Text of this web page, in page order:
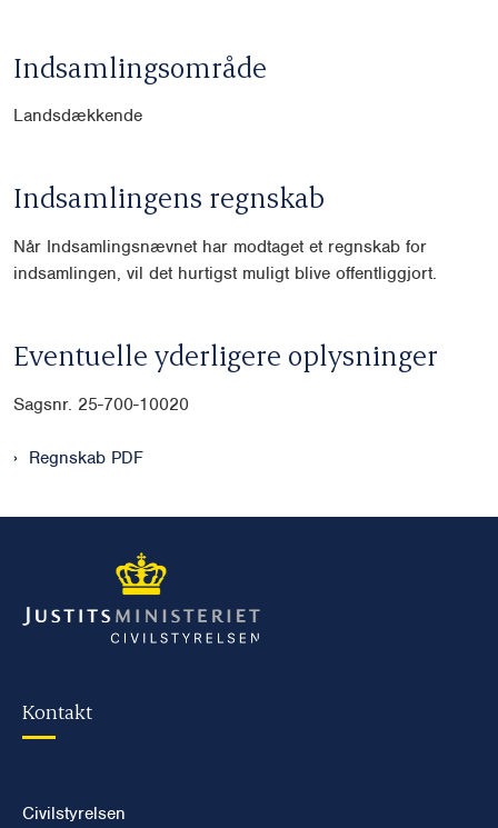
Indsamlingsområde
Landsdækkende
Indsamlingens regnskab
Når Indsamlingsnævnet har modtaget et regnskab for
indsamlingen, vil det hurtigst muligt blive offentliggjort.
Eventuelle yderligere oplysninger
Sagsnr. 25-700-10020
Regnskab PDF
Kontakt
Civilstyrelsen